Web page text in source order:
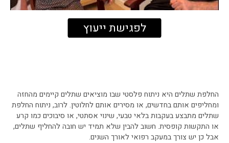
לפגישת ייעוץ
החלפת שתלים היא ניתוח פלסטי שבו מוציאים שתלים קיימים מהחזה
ומחליפים אותם בחדשים, או מסירים אותם לחלוטין. לרוב, ניתוח החלפת
שתלים מתבצע בעקבות בלאי טבעי, שינוי אסתטי, או סיבוכים כמו קרע
או התקשות קופסית. חשוב להבין שלא תמיד יש חובה להחליף שתלים,
אבל כן יש צורך במעקב רפואי לאורך השנים.